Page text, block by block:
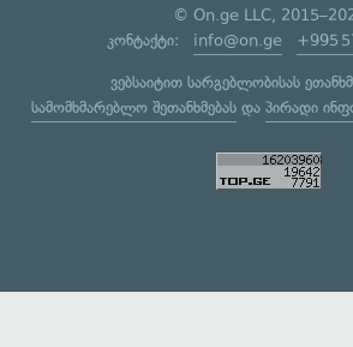
© On.ge LLC,
კონტაქტი: info@on.ge +995
ვებსაიტით სარგებლობისას
სამომხმარებლო შეთანხმებასდა პირადი